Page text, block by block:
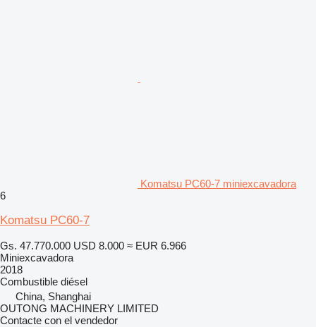
Komatsu PC60-7 miniexcavadora
6
Komatsu PC60-7
Gs. 47.770.000 USD 8.000 ≈ EUR 6.966
Miniexcavadora
2018
Combustible diésel
China, Shanghai
OUTONG MACHINERY LIMITED
Contacte con el vendedor